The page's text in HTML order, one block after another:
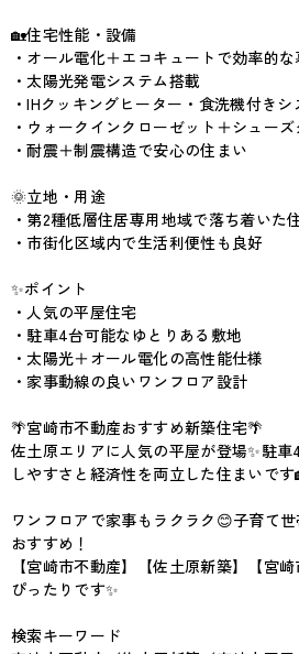
🏡住宅性能・設備
・オール電化＋エコキュートで効率的な
・太陽光発電システム搭載
・IHクッキングヒーター・食洗機付き
・ウォークインクローゼット＋シュー
・耐震＋制震構造で安心の住まい
🌞立地・用途
・第2種低層住居専用地域で落ち着いた
・市街化区域内で生活利便性も良好
✨ポイント
・人気の平屋住宅
・駐車4台可能なゆとりある敷地
・太陽光＋オール電化の高性能仕様
・家事動線の良いワンフロア設計
🌴宮崎市不動産おすすめ新築住宅🌴
佐土原エリアに人気の平屋が登場✨駐
しやすさと経済性を両立した住まいです
ワンフロアで家事もラクラク😊子育て
おすすめ！
【宮崎市不動産】【佐土原新築】【宮
ぴったりです✨
検索キーワード